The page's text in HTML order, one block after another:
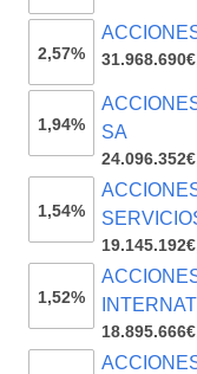
2,57% 31.968.690€
1,94%
SA
24.096.352€
1,54%
19.145.192€
1,52%
18.895.666€